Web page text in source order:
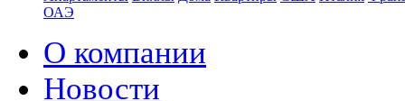
ОАЭ
О компании
Новости